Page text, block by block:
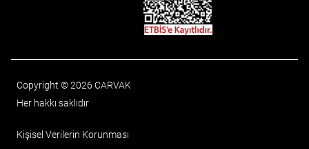
Copyright © 2026 CARVAK
Her hakkı saklıdır
Kişisel Verilerin Korunması